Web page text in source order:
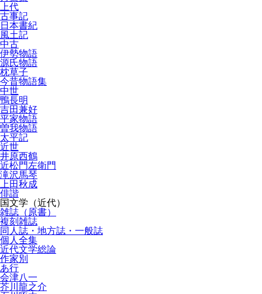
上代
古事記
日本書紀
風土記
中古
伊勢物語
源氏物語
枕草子
今昔物語集
中世
鴨長明
吉田兼好
平家物語
曽我物語
太平記
近世
井原西鶴
近松門左衛門
滝沢馬琴
上田秋成
俳諧
国文学（近代）
雑誌（原書）
複刻雑誌
同人誌・地方誌・一般誌
個人全集
近代文学総論
作家別
あ行
会津八一
芥川龍之介